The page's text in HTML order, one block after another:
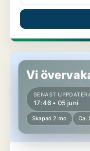
Restaurang i Västerås
Vi
SENAST
17:46 • 05 juni
Skapad 2 mo Ca.